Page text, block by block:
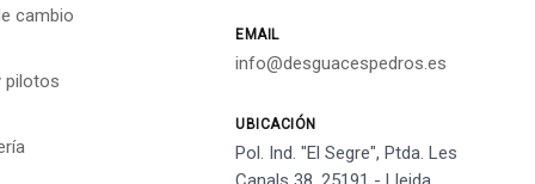
cambio
pilotos
EMAIL
info@desguacespedros.es
UBICACIÓN
Pol. Ind. "El Segre", Ptda. Les